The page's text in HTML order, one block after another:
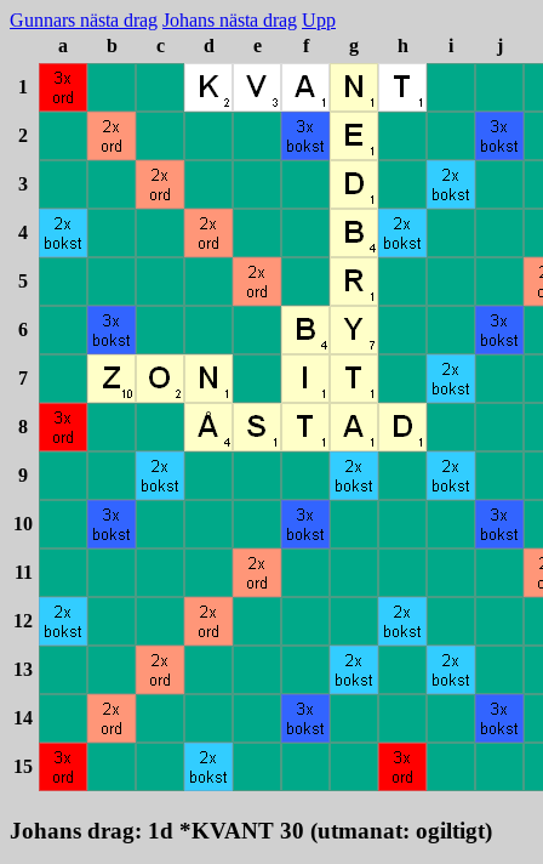
Gunnars nästa drag Johans nästa drag Upp
a
b c d e f g h i j
1
2
3
4
5
6
7
8
9
10
11
12
13
14
15
Johans drag: 1d *KVANT 30 (utmanat: ogiltigt)